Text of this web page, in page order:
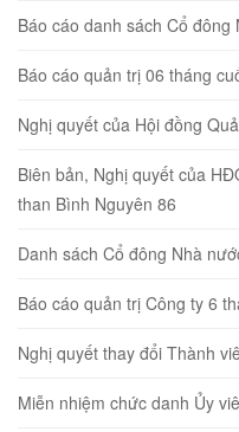
Báo cáo danh sách Cổ
Báo cáo quản trị 06 tháng
Nghị quyết của Hội đồng
Biên bản, Nghị quyết của
than Bình Nguyên 86
Danh sách Cổ đông Nhà
Báo cáo quản trị Công ty 6
Nghị quyết thay đổi Thành
Miễn nhiệm chức danh Ủy